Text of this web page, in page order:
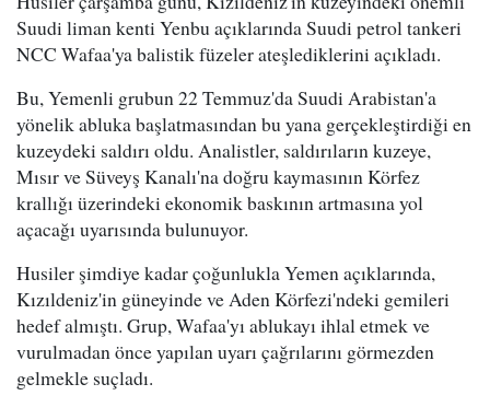
Suudi liman kenti Yenbu açıklarında Suudi petrol tankeri
NCC Wafaa'ya balistik füzeler ateşlediklerini açıkladı.
Bu, Yemenli grubun 22 Temmuz'da Suudi Arabistan'a
yönelik abluka başlatmasından bu yana gerçekleştirdiği en
kuzeydeki saldırı oldu. Analistler, saldırıların kuzeye,
Mısır ve Süveyş Kanalı'na doğru kaymasının Körfez
krallığı üzerindeki ekonomik baskının artmasına yol
açacağı uyarısında bulunuyor.
Husiler şimdiye kadar çoğunlukla Yemen açıklarında,
Kızıldeniz'in güneyinde ve Aden Körfezi'ndeki gemileri
hedef almıştı. Grup, Wafaa'yı ablukayı ihlal etmek ve
vurulmadan önce yapılan uyarı çağrılarını görmezden
gelmekle suçladı.